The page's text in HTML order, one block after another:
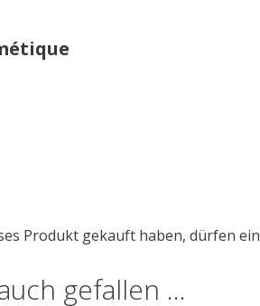
Produkt gekauft haben, dürfen
gefallen …